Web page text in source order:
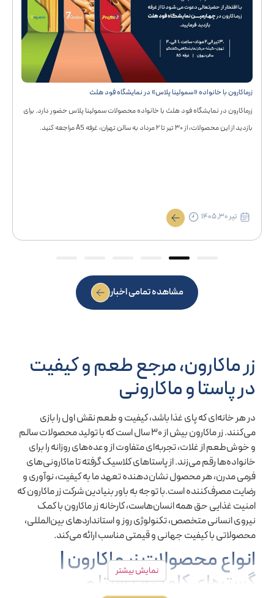
زرماکارون با خانواده «سمولینا پلاس» در نمایشگاه فود هلث
زرماکارون در نمایشگاه فود هلث با خانواده محصولات سمولینا پلاس حضور دارد. برای
بازدید از این محصولات، از ۳۰ تیر تا ۲ مرداد به سالن تهران، غرفه A5 مراجعه کنید.
تیر ۳۰, ۱۴۰۵
مشاهده تمامی اخبار
زر ماکارون، مرجع طعم و کیفیت
در پاستا و ماکارونی
در هر خانه‌ای که پای غذا باشد، کیفیت و طعم نقش اول را بازی
می‌کنند. زر ماکارون بیش از ۳۰ سال است که با تولید محصولات سالم
و خوش‌طعم از غلات، تجربه‌ای متفاوت از وعده‌های روزانه را برای
خانواده‌ها رقم می‌زند. از پاستاهای کلاسیک گرفته تا ماکارونی‌های
فرمی مدرن، هر محصول نشان‌دهنده تعهد ما به کیفیت، نوآوری و
رضایت مصرف‌کننده است.با توجه به باور بنیادین شرکت زر ماکارون که
امنیت غذایی حق همه انسان‌هاست، کارخانه زر ماکارون با کمک
نیروی انسانی متخصص، تکنولوژی روز و استانداردهای بین‌المللی،
محصولاتی با کیفیت جهانی و قیمتی مناسب ارائه می‌کند.
انواع محصولات زر ماکارون |
گستره‌ای کامل از پاستا و
نمایش بیشتر